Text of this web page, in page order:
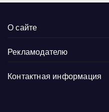
О сайте
Рекламодателю
Контактная информация